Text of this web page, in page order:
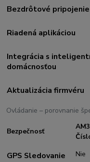
Ovládanie – porovnanie
Bezdrôtové pripojenie
Riadená aplikáciou
Integrácia s
domácnosťou
Aktualizácia firmvéru
Bezpečnosť
GPS Sledovanie Nie